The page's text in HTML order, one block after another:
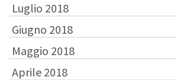
Luglio 2018
Giugno 2018
Maggio 2018
Aprile 2018